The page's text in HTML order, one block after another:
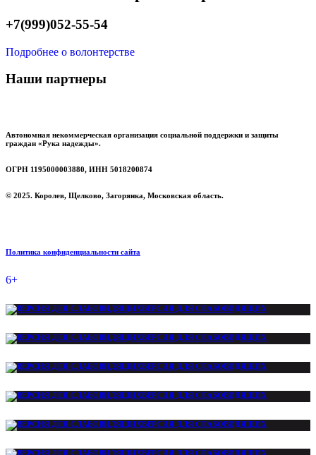
+7(999)052-55-54
Подробнее о волонтерстве
Наши партнеры
Автономная некоммерческая организация социальной поддержки и защиты
граждан «Рука надежды».
ОГРН 1195000003880, ИНН 5018200874
© 2025. Королев, Щелково, Загорянка, Московская область.
Политика конфиденциальности сайта
6+
ВЕРСИЯ ДЛЯ СЛАБОВИДЯЩИХ
ВЕРСИЯ ДЛЯ СЛАБОВИДЯЩИХ
ВЕРСИЯ ДЛЯ СЛАБОВИДЯЩИХ
ВЕРСИЯ ДЛЯ СЛАБОВИДЯЩИХ
ВЕРСИЯ ДЛЯ СЛАБОВИДЯЩИХ
ВЕРСИЯ ДЛЯ СЛАБОВИДЯЩИХ